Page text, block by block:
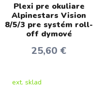
Plexi pre okuliare
Alpinestars Vision
8/5/3 pre systém roll-
off dymové
25,60 €
ext. sklad